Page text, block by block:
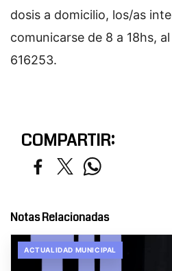
dosis a domicilio, los/as
comunicarse de 8 a 18hs,
616253.
COMPARTIR:
Notas Relacionadas
ACTUALIDAD MUNICIPAL